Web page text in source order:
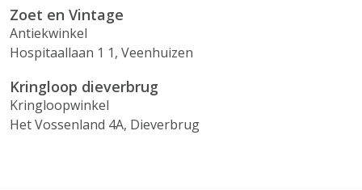
Zoet en Vintage
Antiekwinkel
Hospitaallaan 1 1, Veenhuizen
Kringloop dieverbrug
Kringloopwinkel
Het Vossenland 4A, Dieverbrug